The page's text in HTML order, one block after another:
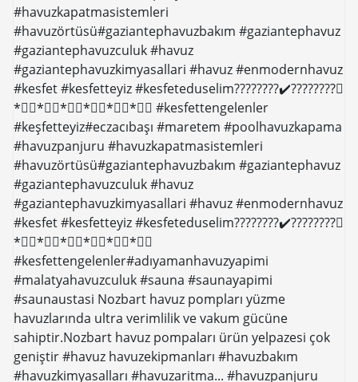
#havuzkapatmasistemleri
#havuzörtüsü#gaziantephavuzbakım #gaziantephavuz
#gaziantephavuzculuk #havuz
#gaziantephavuzkimyasallari #havuz #enmodernhavuz
#kesfet #kesfetteyiz #kesfeteduselim????????✔️????????⃣
*⃣⃣*⃣⃣*⃣⃣*⃣⃣*⃣⃣*⃣⃣ #kesfettengelenler
#keşfetteyiz#eczacıbaşı #maretem #poolhavuzkapama
#havuzpanjuru #havuzkapatmasistemleri
#havuzörtüsü#gaziantephavuzbakım #gaziantephavuz
#gaziantephavuzculuk #havuz
#gaziantephavuzkimyasallari #havuz #enmodernhavuz
#kesfet #kesfetteyiz #kesfeteduselim????????✔️????????⃣
*⃣⃣*⃣⃣*⃣⃣*⃣⃣*⃣⃣*⃣⃣
#kesfettengelenler#adıyamanhavuzyapimi
#malatyahavuzculuk #sauna #saunayapimi
#saunaustasi Nozbart havuz pompları yüzme
havuzlarında ultra verimlilik ve vakum gücüne
sahiptir.Nozbart havuz pompaları ürün yelpazesi çok
geniştir #havuz havuzekipmanları #havuzbakım
#havuzkimyasalları #havuzaritma... #havuzpanjuru